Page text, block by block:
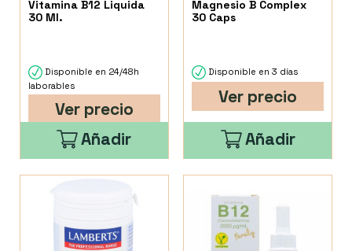
Vitamina B12 Liquida
30 Ml.
Disponible en 24/48h
laborables
Ver precio
Añadir
Magnesio B Complex
30 Caps
Disponible en 3 días
Ver precio
Añadir